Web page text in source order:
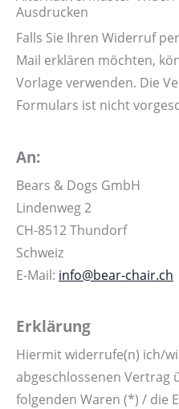
Ausdrucken
Falls Sie Ihren Widerruf
Mail erklären möchten,
Vorlage verwenden. Die
Formulars ist nicht
An:
Bears & Dogs GmbH
Lindenweg 2
CH-8512 Thundorf
Schweiz
E-Mail: info@bear-chair.ch
Erklärung
Hiermit widerrufe(n) ich/
abgeschlossenen Vertrag
folgenden Waren (*) / die